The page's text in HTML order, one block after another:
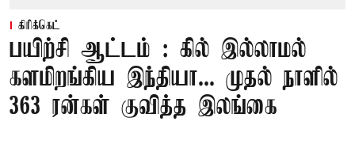
கிரிக்கெட்
பயிற்சி ஆட்டம் : கில் இல்லாமல்
களமிறங்கிய இந்தியா... முதல் நாளில்
363 ரன்கள் குவித்த இலங்கை